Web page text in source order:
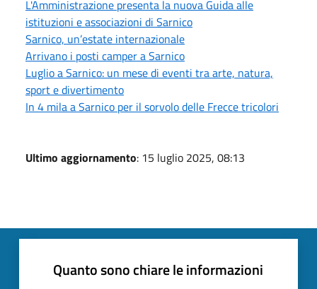
L'Amministrazione presenta la nuova Guida alle
istituzioni e associazioni di Sarnico
Sarnico, un’estate internazionale
Arrivano i posti camper a Sarnico
Luglio a Sarnico: un mese di eventi tra arte, natura,
sport e divertimento
In 4 mila a Sarnico per il sorvolo delle Frecce tricolori
Ultimo aggiornamento: 15 luglio 2025, 08:13
Quanto sono chiare le informazioni